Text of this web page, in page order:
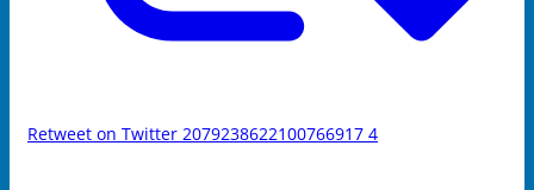
Retweet on Twitter 2079238622100766917 4